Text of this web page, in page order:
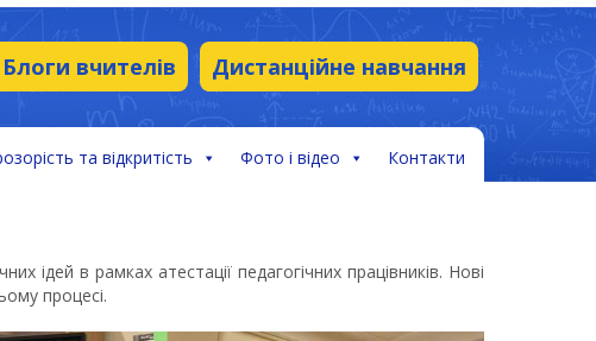
Дистанційне навчання
Блоги вчителів
та відкритість Фото і відео Контакти
ідей в рамках атестації педагогічних працівників. Нові
процесі.